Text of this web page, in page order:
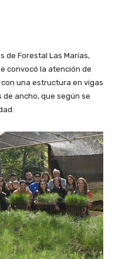
de Forestal Las Marías,
convocó la atención de
una estructura en vigas
de ancho, que según se